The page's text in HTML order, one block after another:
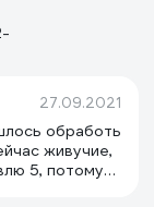
27.09.2021
обработь
живучие,
5, потому